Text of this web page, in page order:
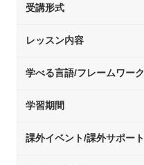
受講形式
レッスン内容
学べる言語/フレームワーク
学習期間
課外イベント/課外サポート